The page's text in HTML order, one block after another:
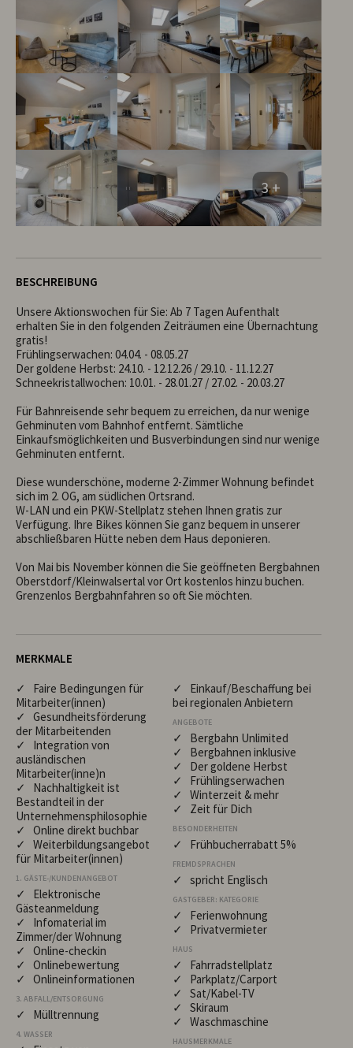
3 +
BESCHREIBUNG
Unsere Aktionswochen für Sie: Ab 7 Tagen Aufenthalt
erhalten Sie in den folgenden Zeiträumen eine Übernachtung
gratis!
Frühlingserwachen: 04.04. - 08.05.27
Der goldene Herbst: 24.10. - 12.12.26 / 29.10. - 11.12.27
Schneekristallwochen: 10.01. - 28.01.27 / 27.02. - 20.03.27
Für Bahnreisende sehr bequem zu erreichen, da nur wenige
Gehminuten vom Bahnhof entfernt. Sämtliche
Einkaufsmöglichkeiten und Busverbindungen sind nur wenige
Gehminuten entfernt.
Diese wunderschöne, moderne 2-Zimmer Wohnung befindet
sich im 2. OG, am südlichen Ortsrand.
W-LAN und ein PKW-Stellplatz stehen Ihnen gratis zur
Verfügung. Ihre Bikes können Sie ganz bequem in unserer
abschließbaren Hütte neben dem Haus deponieren.
Von Mai bis November können die Sie geöffneten Bergbahnen
Oberstdorf/Kleinwalsertal vor Ort kostenlos hinzu buchen.
Grenzenlos Bergbahnfahren so oft Sie möchten.
MERKMALE
✓ Faire Bedingungen für
Mitarbeiter(innen)
✓ Gesundheitsförderung
der Mitarbeitenden
✓ Integration von
ausländischen
Mitarbeiter(inne)n
✓ Nachhaltigkeit ist
Bestandteil in der
Unternehmensphilosophie
✓ Online direkt buchbar
✓ Weiterbildungsangebot
für Mitarbeiter(innen)
1. GÄSTE-/KUNDENANGEBOT
✓ Elektronische
Gästeanmeldung
✓ Infomaterial im
Zimmer/der Wohnung
✓ Online-checkin
✓ Onlinebewertung
✓ Onlineinformationen
3. ABFALL/ENTSORGUNG
✓ Mülltrennung
4. WASSER
✓ Einkauf/Beschaffung bei
bei regionalen Anbietern
ANGEBOTE
✓ Bergbahn Unlimited
✓ Bergbahnen inklusive
✓ Der goldene Herbst
✓ Frühlingserwachen
✓ Winterzeit & mehr
✓ Zeit für Dich
BESONDERHEITEN
✓ Frühbucherrabatt 5%
FREMDSPRACHEN
✓ spricht Englisch
GASTGEBER: KATEGORIE
✓ Ferienwohnung
✓ Privatvermieter
HAUS
✓ Fahrradstellplatz
✓ Parkplatz/Carport
✓ Sat/Kabel-TV
✓ Skiraum
✓ Waschmaschine
HAUSMERKMALE